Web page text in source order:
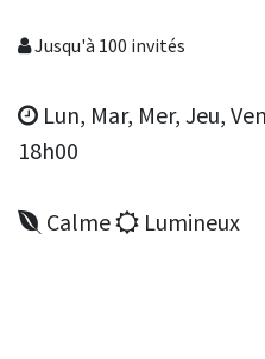
Jusqu'à 100 invités
Lun, Mar, Mer, Jeu,
18h00
Calme Lumineux